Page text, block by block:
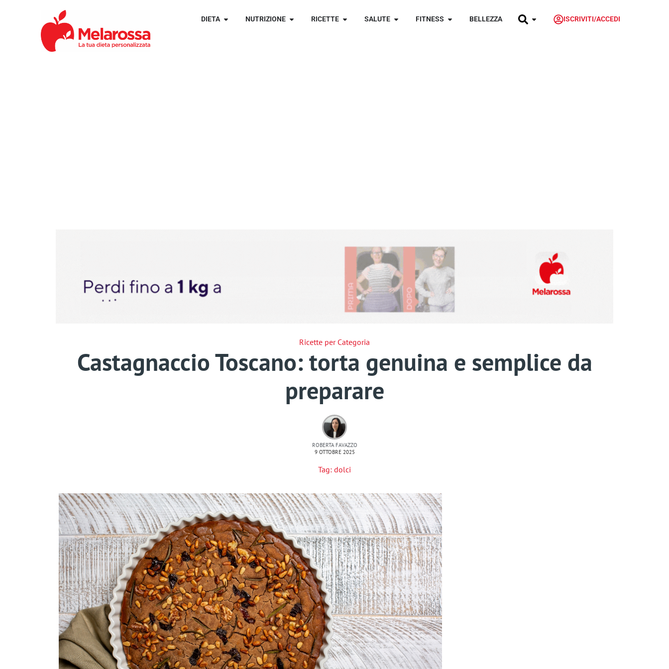
DIETA NUTRIZIONE RICETTE SALUTE FITNESS BELLEZZA ISCRIVITI/ACCEDI
Ricette per Categoria
Castagnaccio Toscano: torta genuina e semplice da
preparare
ROBERTA FAVAZZO
9 OTTOBRE 2025
Tag: dolci